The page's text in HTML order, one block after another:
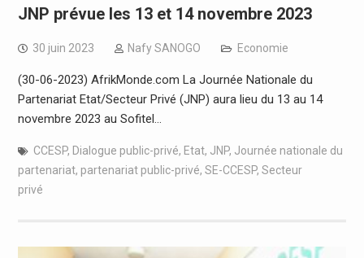
JNP prévue les 13 et 14 novembre 2023
30 juin 2023 Nafy SANOGO Economie
(30-06-2023) AfrikMonde.com La Journée Nationale du
Partenariat Etat/Secteur Privé (JNP) aura lieu du 13 au 14
novembre 2023 au Sofitel…
CCESP, Dialogue public-privé, Etat, JNP, Journée nationale du
partenariat, partenariat public-privé, SE-CCESP, Secteur
privé